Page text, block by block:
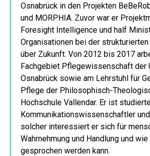
Osnabrück in den Projekten
und MORPHIA. Zuvor war er
Foresight Intelligence und half
Organisationen bei der
über Zukunft. Von 2012 bis 2017
Fachgebiet Pflegewissenschaft der
Osnabrück sowie am Lehrstuhl für
Pflege der Philosophisch-
Hochschule Vallendar. Er ist
Kommunikationswissenschaftler
solcher interessiert er sich für
Wahrnehmung und Handlung und
gesprochen werden kann.